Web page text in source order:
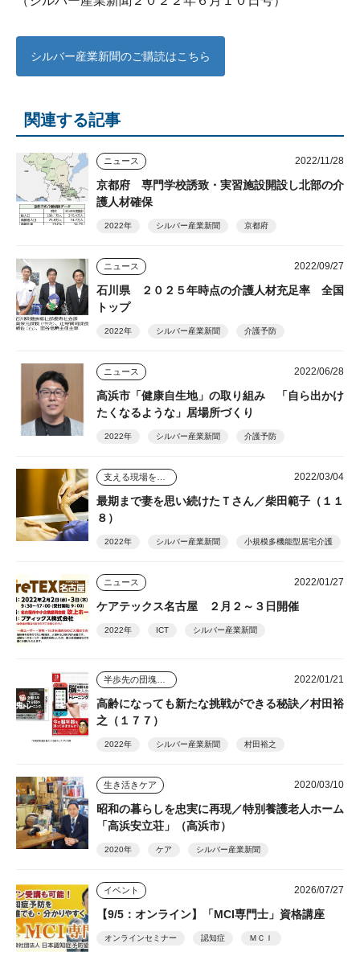
シルバー産業新聞のご購読はこちら
関連する記事
ニュース 2022/11/28
京都府 専門学校誘致・実習施設開設し北部の介
護人材確保
2022年 シルバー産業新聞 京都府
ニュース 2022/09/27
石川県 ２０２５年時点の介護人材充足率 全国
トップ
2022年 シルバー産業新聞 介護予防
ニュース 2022/06/28
高浜市「健康自生地」の取り組み 「自ら出かけ
たくなるような」居場所づくり
2022年 シルバー産業新聞 介護予防
2022/03/04
最期まで妻を思い続けたＴさん／柴田範子（１１
８）
2022年 シルバー産業新聞 小規模多機能型居宅介護
ニュース 2022/01/27
ケアテックス名古屋 ２月２～３日開催
2022年 ICT シルバー産業新聞
2022/01/21
高齢になっても新たな挑戦ができる秘訣／村田裕
之（１７７）
2022年 シルバー産業新聞 村田裕之
生き活きケア 2020/03/10
昭和の暮らしを忠実に再現／特別養護老人ホーム
「高浜安立荘」（高浜市）
2020年 ケア シルバー産業新聞
イベント 2026/07/27
【9/5：オンライン】「MCI専門士」資格講座
オンラインセミナー 認知症 ＭＣＩ